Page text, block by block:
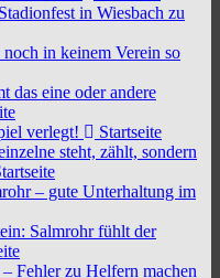
in Wiesbach zu
noch in keinem Verein so
das eine oder andere
verlegt!
Startseite
steht, zählt, sondern
– gute Unterhaltung im
Salmrohr fühlt der
Fehler zu Helfern machen